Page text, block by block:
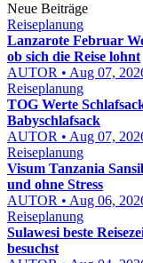
Neue Beiträge
Reiseplanung
Lanzarote Februar
ob sich die Reise lohnt
AUTOR • Aug 07,
Reiseplanung
TOG Werte
Babyschlafsack
AUTOR • Aug 07,
Reiseplanung
Visum Tanzania
und ohne Stress
AUTOR • Aug 06,
Reiseplanung
Sulawesi beste
besuchst